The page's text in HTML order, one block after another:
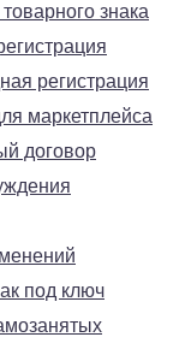
знака
регистрация
маркетплейса
договор
под ключ